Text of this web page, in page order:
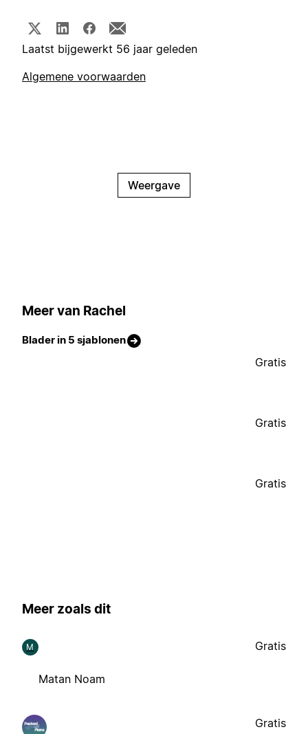
Laatst bijgewerkt 56 jaar geleden
Algemene voorwaarden
Weergave
Meer van Rachel
Blader in 5 sjablonen
Gratis
Gratis
Gratis
Meer zoals dit
M
Matan Noam
Gratis
Gratis